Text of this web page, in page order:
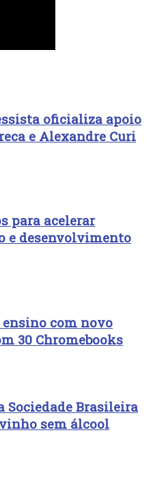
oficializa apoio
e Alexandre Curi
para acelerar
e desenvolvimento
com novo
30 Chromebooks
Sociedade Brasileira
sem álcool